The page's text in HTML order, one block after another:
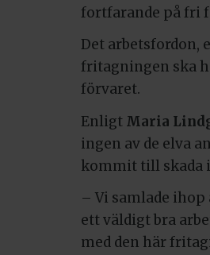
fortfarande på fri
Det arbetsfordon,
fritagningen ska
förvaret.
Enligt Maria
ingen av de elva
kommit till skada
– Vi samlade ihop
ett väldigt bra
med den här